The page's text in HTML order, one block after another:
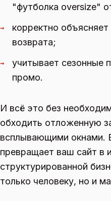
"футболка oversize"
→
корректно
возврата;
→
учитывает сезонные
промо.
И всё это без
обходить отложенную
всплывающими окнами.
превращает ваш сайт в
структурированной
только человеку, но и